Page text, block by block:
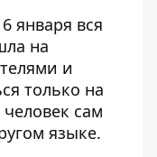
января вся
на
и
только на
сам
языке.